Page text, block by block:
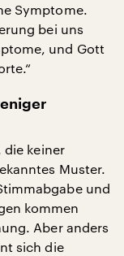
Symptome.
bei uns
und Gott
die keiner
Muster.
und
kommen
Aber anders
sich die